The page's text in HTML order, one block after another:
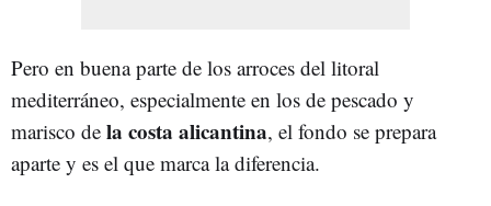
Pero en buena parte de los arroces del litoral
mediterráneo, especialmente en los de pescado y
marisco de la costa alicantina, el fondo se prepara
aparte y es el que marca la diferencia.